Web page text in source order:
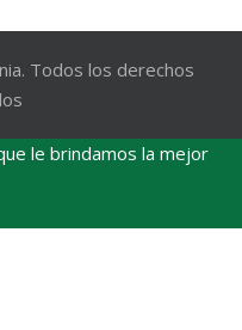
Todos los derechos
le brindamos la mejor